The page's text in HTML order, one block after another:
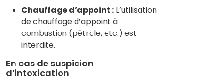
Chauffage d’appoint : L’utilisation
de chauffage d’appoint à
combustion (pétrole, etc.) est
interdite.
En cas de suspicion
d’intoxication